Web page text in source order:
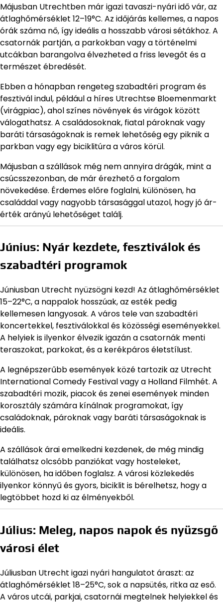
Májusban Utrechtben már igazi tavaszi-nyári idő vár, az
átlaghőmérséklet 12–19°C. Az időjárás kellemes, a napos
órák száma nő, így ideális a hosszabb városi sétákhoz. A
csatornák partján, a parkokban vagy a történelmi
utcákban barangolva élvezheted a friss levegőt és a
természet ébredését.
Ebben a hónapban rengeteg szabadtéri program és
fesztivál indul, például a híres Utrechtse Bloemenmarkt
(virágpiac), ahol színes növények és virágok között
válogathatsz. A családosoknak, fiatal pároknak vagy
baráti társaságoknak is remek lehetőség egy piknik a
parkban vagy egy biciklitúra a város körül.
Májusban a szállások még nem annyira drágák, mint a
csúcsszezonban, de már érezhető a forgalom
növekedése. Érdemes előre foglalni, különösen, ha
családdal vagy nagyobb társasággal utazol, hogy jó ár-
érték arányú lehetőséget találj.
Június: Nyár kezdete, fesztiválok és
szabadtéri programok
Júniusban Utrecht nyüzsögni kezd! Az átlaghőmérséklet
15–22°C, a nappalok hosszúak, az esték pedig
kellemesen langyosak. A város tele van szabadtéri
koncertekkel, fesztiválokkal és közösségi eseményekkel.
A helyiek is ilyenkor élvezik igazán a csatornák menti
teraszokat, parkokat, és a kerékpáros életstílust.
A legnépszerűbb események közé tartozik az Utrecht
International Comedy Festival vagy a Holland Filmhét. A
szabadtéri mozik, piacok és zenei események minden
korosztály számára kínálnak programokat, így
családoknak, pároknak vagy baráti társaságoknak is
ideális.
A szállások árai emelkedni kezdenek, de még mindig
találhatsz olcsóbb panziókat vagy hosteleket,
különösen, ha időben foglalsz. A városi közlekedés
ilyenkor könnyű és gyors, biciklit is bérelhetsz, hogy a
legtöbbet hozd ki az élményekből.
Július: Meleg, napos napok és nyüzsgő
városi élet
Júliusban Utrecht igazi nyári hangulatot áraszt: az
átlaghőmérséklet 18–25°C, sok a napsütés, ritka az eső.
A város utcái, parkjai, csatornái megtelnek helyiekkel és